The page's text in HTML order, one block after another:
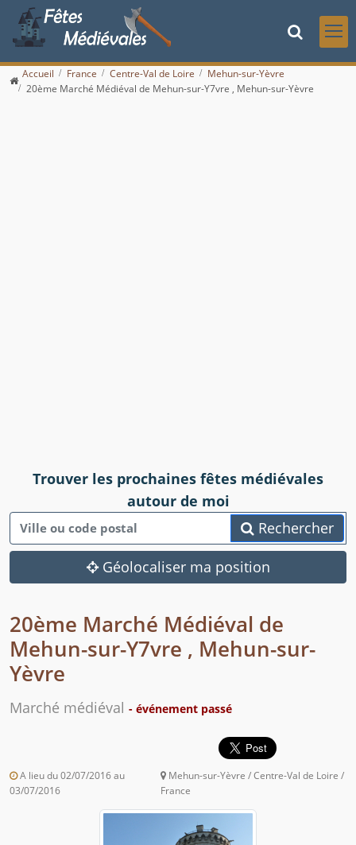
Accueil France Centre-Val de Loire
Mehun-sur-Yèvre
20ème Marché Médiéval de Mehun-sur-Y7vre , Mehun-sur-Yèvre
Trouver les prochaines fêtes médiévales
autour de moi
Rechercher
Géolocaliser ma position
20ème Marché Médiéval de
Mehun-sur-Y7vre , Mehun-sur-
Yèvre
Marché médiéval - événement passé
A lieu du 02/07/2016 au
03/07/2016
Mehun-sur-Yèvre / Centre-Val de Loire /
France